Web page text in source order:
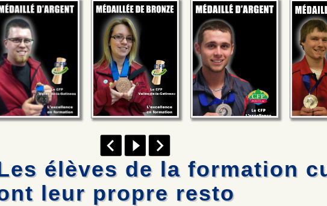
élèves de la formation
leur propre resto